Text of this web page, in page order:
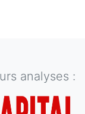
analyses :